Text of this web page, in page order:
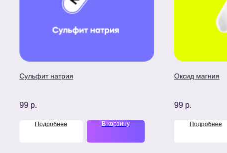
Сульфит натрия
99 р.
Подробнее В корзину
Оксид магния
99 р.
Подробнее